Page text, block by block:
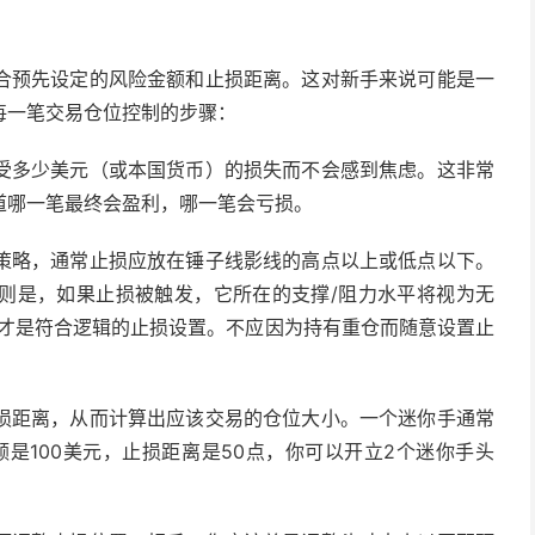
先设定的风险金额和止损距离。这对新手来说可能是一
笔交易仓位控制的步骤：
少美元（或本国货币）的损失而不会感到焦虑。这非常
一笔最终会盈利，哪一笔会亏损。
，通常止损应放在锤子线影线的高点以上或低点以下。
是，如果止损被触发，它所在的支撑/阻力水平将视为无
符合逻辑的止损设置。不应因为持有重仓而随意设置止
离，从而计算出应该交易的仓位大小。一个迷你手通常
100美元，止损距离是50点，你可以开立2个迷你手头